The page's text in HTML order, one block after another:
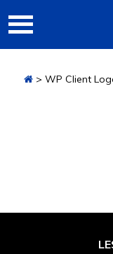
la
principale
au
contenu
la
latérale> WP Client
Barre